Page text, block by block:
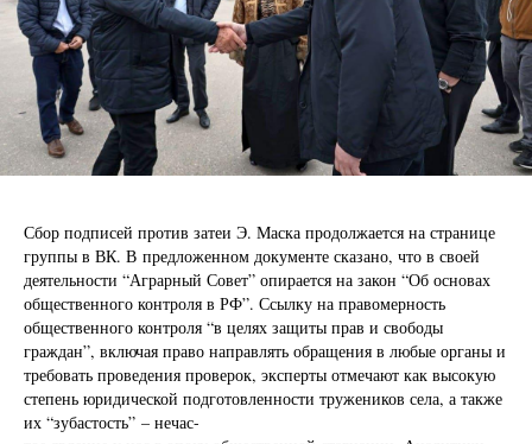
Сбор подписей против затеи Э. Маска продолжается на странице
группы в ВК. В предложенном документе сказано, что в своей
деятельности “Аграрный Совет” опирается на закон “Об основах
общественного контроля в РФ”. Ссылку на правомерность
общественного контроля “в целях защиты прав и свободы
граждан”, включая право направлять обращения в любые органы и
требовать проведения проверок, эксперты отмечают как высокую
степень юридической подготовленности тружеников села, а также
их “зубастость” – нечас-